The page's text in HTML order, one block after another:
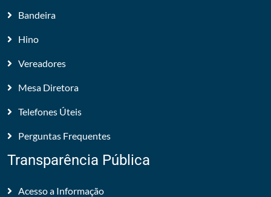
Bandeira
Hino
Vereadores
Mesa Diretora
Telefones Úteis
Perguntas Frequentes
Transparência Pública
Acesso a Informação